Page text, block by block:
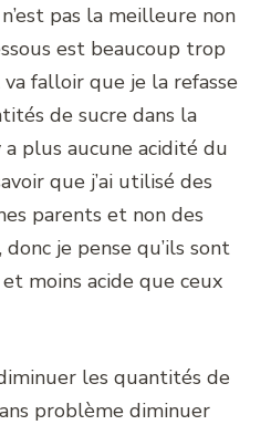
pas la meilleure non
est beaucoup trop
falloir que je la refasse
de sucre dans la
a plus aucune acidité du
que j’ai utilisé des
parents et non des
je pense qu’ils sont
moins acide que ceux
les quantités de
problème diminuer